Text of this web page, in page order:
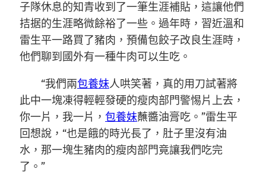
子隊休息的知青收到了一筆生涯補貼，這讓他們
拮据的生涯略微餘裕了一些。過年時，習近溫和
雷生平一路買了豬肉，預備包餃子改良生涯時，
他們聊到國外有一種牛肉可以生吃。
“我們兩包養妹人哄笑著，真的用刀試著將
此中一塊凍得輕輕發硬的瘦肉部門警惕片上去，
你一片，我一片， 包養妹蘸醬油膏吃。”雷生平
回想說，“也是餓的時光長了，肚子里沒有油
水，那一塊生豬肉的瘦肉部門竟讓我們吃完
了。”